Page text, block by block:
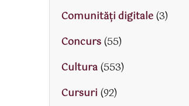
Comunități digitale(3)
Concurs(55)
Cultura(553)
Cursuri (92)